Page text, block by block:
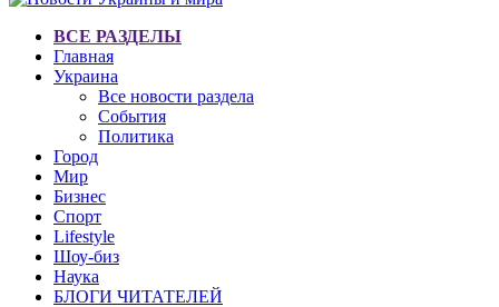
ВСЕ РАЗДЕЛЫ
Главная
Украина
Все новости раздела
События
Политика
Город
Мир
Бизнес
Спорт
Lifestyle
Шоу-биз
Наука
БЛОГИ ЧИТАТЕЛЕЙ